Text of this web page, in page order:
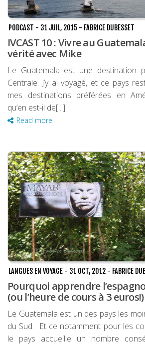
PODCAST - 31 JUIL, 2015 - FABRICE DUBESSET
IVCAST 10 : Vivre au
vérité avec Mike
Le Guatemala est une destination
Centrale. J’y ai voyagé, et ce pays
mes destinations préférées en
qu’en est-il de[...]
Read more
LANGUES EN VOYAGE - 31 OCT, 2012 - FABRICE
Pourquoi apprendre
(ou l’heure de cours à 3 euros!)
Le Guatemala est un des pays les
du Sud. Et ce notamment pour les
le pays accueille un nombre